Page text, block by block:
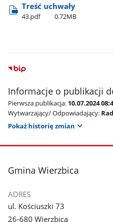
Treść uchwały
43.pdf 0.72MB
Informacje o publikacji
Pierwsza publikacja: 10.07.2024
Wytwarzający/ Odpowiadający:
Pokaż historię zmian
stopka
Gmina Wierzbica
ADRES
ul. Kościuszki 73
26-680 Wierzbica